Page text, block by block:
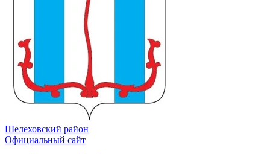
Шелеховский район
Официальный сайт